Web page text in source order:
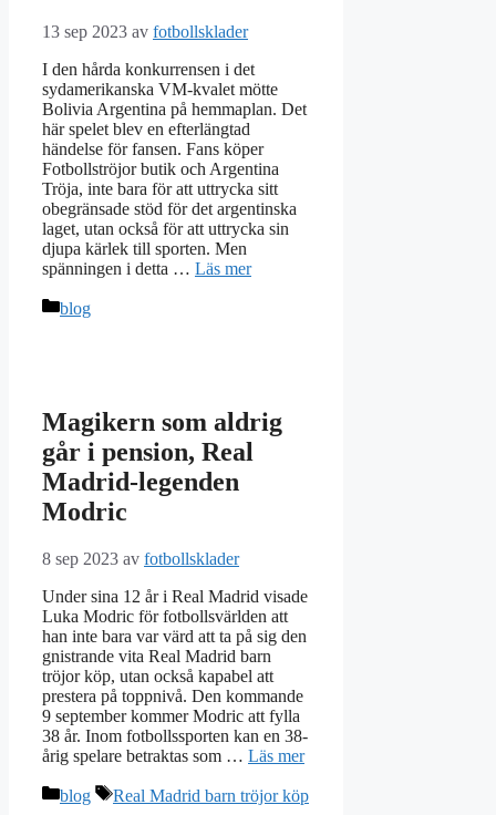
13 sep 2023 av fotbollsklader
I den hårda konkurrensen i det
sydamerikanska VM-kvalet mötte
Bolivia Argentina på hemmaplan. Det
här spelet blev en efterlängtad
händelse för fansen. Fans köper
Fotbollströjor butik och Argentina
Tröja, inte bara för att uttrycka sitt
obegränsade stöd för det argentinska
laget, utan också för att uttrycka sin
djupa kärlek till sporten. Men
spänningen i detta … Läs mer
Kategorier
blog
Magikern som aldrig
går i pension, Real
Madrid-legenden
Modric
8 sep 2023 av fotbollsklader
Under sina 12 år i Real Madrid visade
Luka Modric för fotbollsvärlden att
han inte bara var värd att ta på sig den
gnistrande vita Real Madrid barn
tröjor köp, utan också kapabel att
prestera på toppnivå. Den kommande
9 september kommer Modric att fylla
38 år. Inom fotbollssporten kan en 38-
årig spelare betraktas som … Läs mer
Kategorier
blog Etiketter
Real Madrid barn tröjor köp